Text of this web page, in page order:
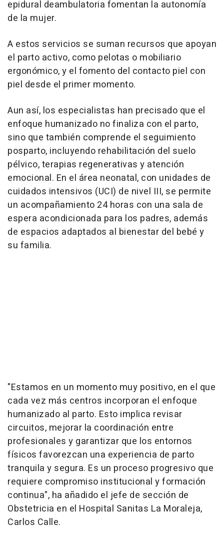
epidural deambulatoria fomentan la autonomía
de la mujer.
A estos servicios se suman recursos que apoyan
el parto activo, como pelotas o mobiliario
ergonómico, y el fomento del contacto piel con
piel desde el primer momento.
Aun así, los especialistas han precisado que el
enfoque humanizado no finaliza con el parto,
sino que también comprende el seguimiento
posparto, incluyendo rehabilitación del suelo
pélvico, terapias regenerativas y atención
emocional. En el área neonatal, con unidades de
cuidados intensivos (UCI) de nivel III, se permite
un acompañamiento 24 horas con una sala de
espera acondicionada para los padres, además
de espacios adaptados al bienestar del bebé y
su familia.
"Estamos en un momento muy positivo, en el que
cada vez más centros incorporan el enfoque
humanizado al parto. Esto implica revisar
circuitos, mejorar la coordinación entre
profesionales y garantizar que los entornos
físicos favorezcan una experiencia de parto
tranquila y segura. Es un proceso progresivo que
requiere compromiso institucional y formación
continua", ha añadido el jefe de sección de
Obstetricia en el Hospital Sanitas La Moraleja,
Carlos Calle.